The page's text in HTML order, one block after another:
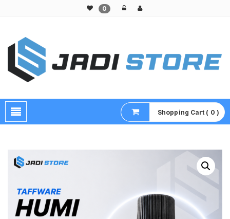
0
Shopping Cart ( 0 )